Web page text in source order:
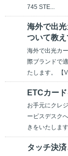
745 STE...
海外で出
ついて教え
海外で出光カ
際ブランドで
たします。 【
ETCカー
お手元にクレ
ービスデスク
きをいたしま
タッチ決